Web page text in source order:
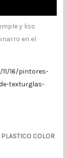
y liso
en el
16/pintores-
texturglas-
COLOR